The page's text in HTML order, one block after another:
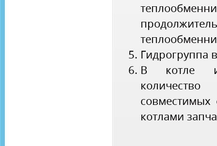
Гидрогруппа
В котле
котлами